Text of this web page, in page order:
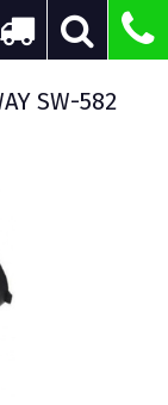
SW-582